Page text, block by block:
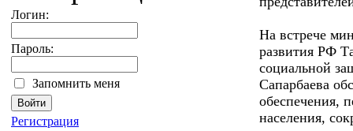
Логин:
Пароль:
Запомнить меня
Регистрация
На встрече
развития РФ
социальной
Сапарбаева
обеспечения,
населения,